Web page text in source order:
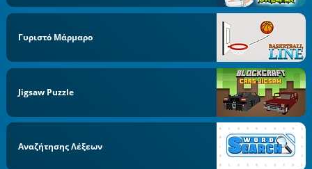
Γυριστό Μάρμαρο
Jigsaw Puzzle
Αναζήτησης Λέξεων